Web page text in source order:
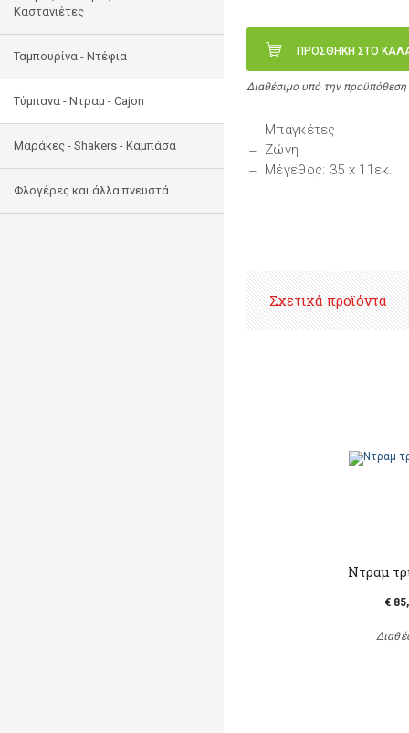
Καστανιέτες
Ταμπουρίνα - Ντέφια
Τύμπανα - Ντραμ - Cajon
Μαράκες - Shakers - Kαμπάσα
Φλογέρες και άλλα πνευστά
ΠΡΟΣΘΗΚΗ ΣΤΟ
Διαθέσιμο υπό την
Μπαγκέτες
Ζώνη
Μέγεθος: 35 x 11εκ.
Σχετικά προϊόντα
Ντραμ
€